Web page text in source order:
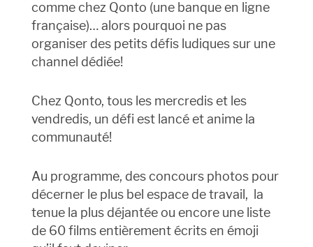
comme chez Qonto (une banque en ligne
française)… alors pourquoi ne pas
organiser des petits défis ludiques sur une
channel dédiée!
Chez Qonto, tous les mercredis et les
vendredis, un défi est lancé et anime la
communauté!
Au programme, des concours photos pour
décerner le plus bel espace de travail, la
tenue la plus déjantée ou encore une liste
de 60 films entièrement écrits en émoji